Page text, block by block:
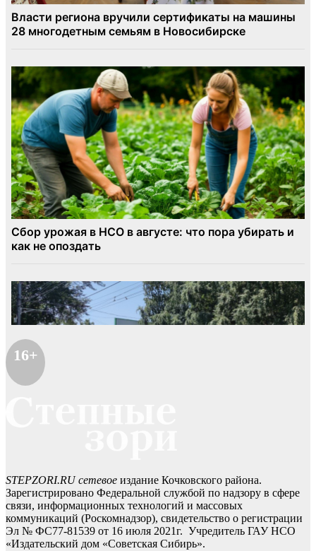
16+
STEPZORI.RU сетевое издание Кочковского района.
Зарегистрировано Федеральной службой по надзору в сфере
связи, информационных технологий и массовых
коммуникаций (Роскомнадзор), свидетельство о регистрации
Эл № ФС77-81539 от 16 июля 2021г. Учредитель ГАУ НСО
«Издательский дом «Советская Сибирь».